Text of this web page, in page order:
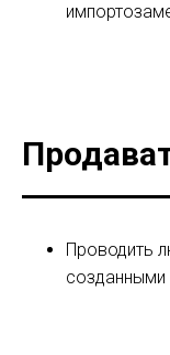
Проводить
созданными